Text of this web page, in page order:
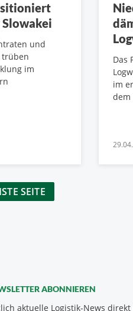
und
trüben
im
Das
im
dem
SEITE
ABONNIEREN
aktuelle Logistik-News direkt